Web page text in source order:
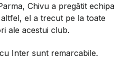
Chivu a pregătit echipa
el a trecut pe la toate
ale acestui club.
Inter sunt remarcabile.